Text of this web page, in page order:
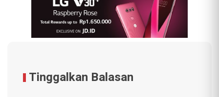
Tinggalkan Balasan